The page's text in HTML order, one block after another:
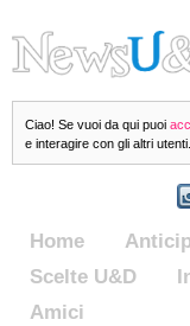
Ciao! Se vuoi da qui puoi
e interagire con gli altri utenti.
Home
Scelte U&D
Amici